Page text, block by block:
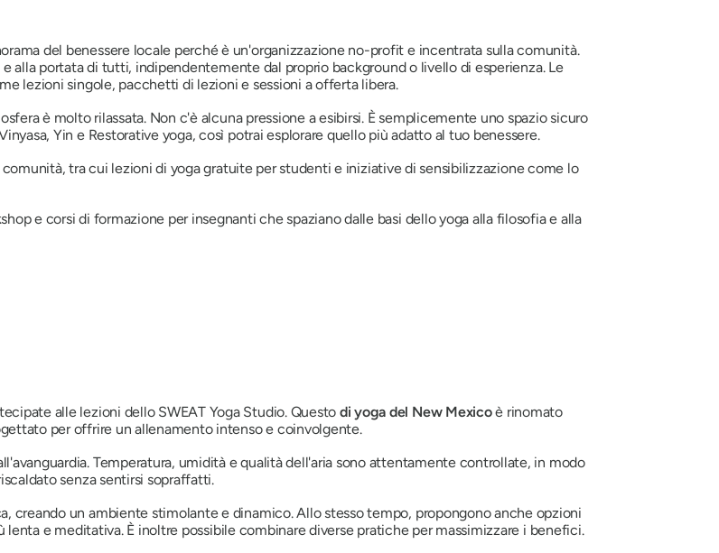
del benessere locale perché è un'organizzazione no-profit e incentrata sulla comunità.
alla portata di tutti, indipendentemente dal proprio background o livello di esperienza. Le
lezioni singole, pacchetti di lezioni e sessioni a offerta libera.
è molto rilassata. Non c'è alcuna pressione a esibirsi. È semplicemente uno spazio sicuro
Yin e Restorative yoga, così potrai esplorare quello più adatto al tuo benessere.
tra cui lezioni di yoga gratuite per studenti e iniziative di sensibilizzazione come lo
e corsi di formazione per insegnanti che spaziano dalle basi dello yoga alla filosofia e alla
alle lezioni dello SWEAT Yoga Studio. Questo di yoga del New Mexicoè rinomato
per offrire un allenamento intenso e coinvolgente.
Temperatura, umidità e qualità dell'aria sono attentamente controllate, in modo
senza sentirsi sopraffatti.
creando un ambiente stimolante e dinamico. Allo stesso tempo, propongono anche opzioni
e meditativa. È inoltre possibile combinare diverse pratiche per massimizzare i benefici.